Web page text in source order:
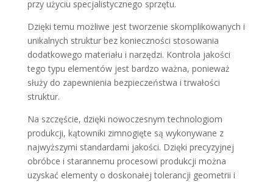
przy użyciu specjalistycznego sprzętu.
Dzięki temu możliwe jest tworzenie skomplikowanych i
unikalnych struktur bez konieczności stosowania
dodatkowego materiału i narzędzi. Kontrola jakości
tego typu elementów jest bardzo ważna, ponieważ
służy do zapewnienia bezpieczeństwa i trwałości
struktur.
Na szczęście, dzięki nowoczesnym technologiom
produkcji, kątowniki zimnogięte są wykonywane z
najwyższymi standardami jakości. Dzięki precyzyjnej
obróbce i starannemu procesowi produkcji można
uzyskać elementy o doskonałej tolerancji geometrii i